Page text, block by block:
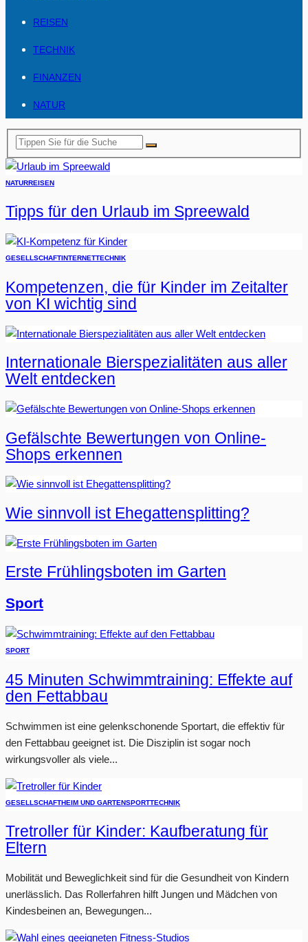
REISEN
TECHNIK
FINANZEN
NATUR
NATURREISEN
Tipps für den Urlaub im Spreewald
GESELLSCHAFTINTERNETTECHNIK
Kompetenzen, die für Kinder im Zeitalter
von KI wichtig sind
Internationale Bierspezialitäten aus aller
Welt entdecken
Gefälschte Bewertungen von Online-
Shops erkennen
Wie sinnvoll ist Ehegattensplitting?
Erste Frühlingsboten im Garten
Sport
SPORT
45 Minuten Schwimmtraining: Effekte auf
den Fettabbau
Schwimmen ist eine gelenkschonende Sportart, die effektiv für
den Fettabbau geeignet ist. Die Disziplin ist sogar noch
wirkungsvoller als viele...
GESELLSCHAFTHEIM UND GARTENSPORTTECHNIK
Tretroller für Kinder: Kaufberatung für
Eltern
Mobilität und Beweglichkeit sind für die Gesundheit von Kindern
unerlässlich. Das Rollerfahren hilft Jungen und Mädchen von
Kindesbeinen an, Bewegungen...